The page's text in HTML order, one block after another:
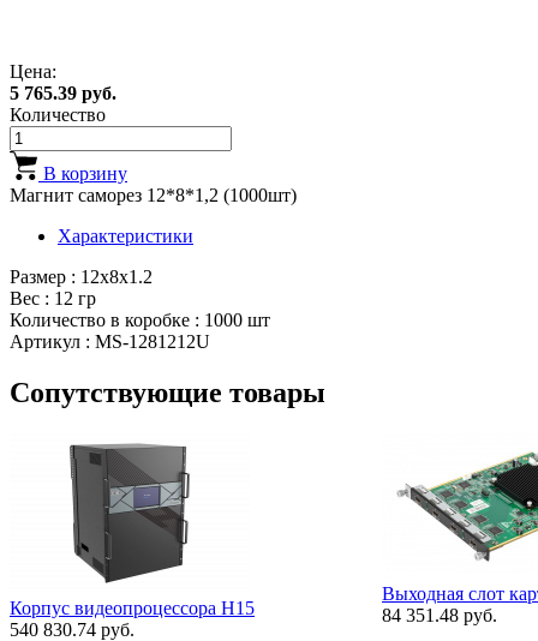
Цена:
5 765.39 руб.
Количество
В корзину
Магнит саморез 12*8*1,2 (1000шт)
Характеристики
Размер : 12х8х1.2
Вес : 12 гр
Количество в коробке : 1000 шт
Артикул : МS-1281212U
Сопутствующие товары
Корпус видеопроцессора H15
540 830.74 руб.
Выходная слот
84 351.48 руб.